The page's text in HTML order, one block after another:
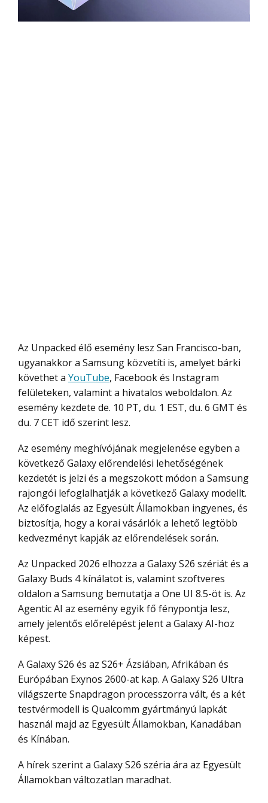
Az Unpacked élő esemény lesz San Francisco-ban,
ugyanakkor a Samsung közvetíti is, amelyet bárki
követhet a YouTube, Facebook és Instagram
felületeken, valamint a hivatalos weboldalon. Az
esemény kezdete de. 10 PT, du. 1 EST, du. 6 GMT és
du. 7 CET idő szerint lesz.
Az esemény meghívójának megjelenése egyben a
következő Galaxy előrendelési lehetőségének
kezdetét is jelzi és a megszokott módon a Samsung
rajongói lefoglalhatják a következő Galaxy modellt.
Az előfoglalás az Egyesült Államokban ingyenes, és
biztosítja, hogy a korai vásárlók a lehető legtöbb
kedvezményt kapják az előrendelések során.
Az Unpacked 2026 elhozza a Galaxy S26 szériát és a
Galaxy Buds 4 kínálatot is, valamint szoftveres
oldalon a Samsung bemutatja a One UI 8.5-öt is. Az
Agentic AI az esemény egyik fő fénypontja lesz,
amely jelentős előrelépést jelent a Galaxy AI-hoz
képest.
A Galaxy S26 és az S26+ Ázsiában, Afrikában és
Európában Exynos 2600-at kap. A Galaxy S26 Ultra
világszerte Snapdragon processzorra vált, és a két
testvérmodell is Qualcomm gyártmányú lapkát
használ majd az Egyesült Államokban, Kanadában
és Kínában.
A hírek szerint a Galaxy S26 széria ára az Egyesült
Államokban változatlan maradhat.